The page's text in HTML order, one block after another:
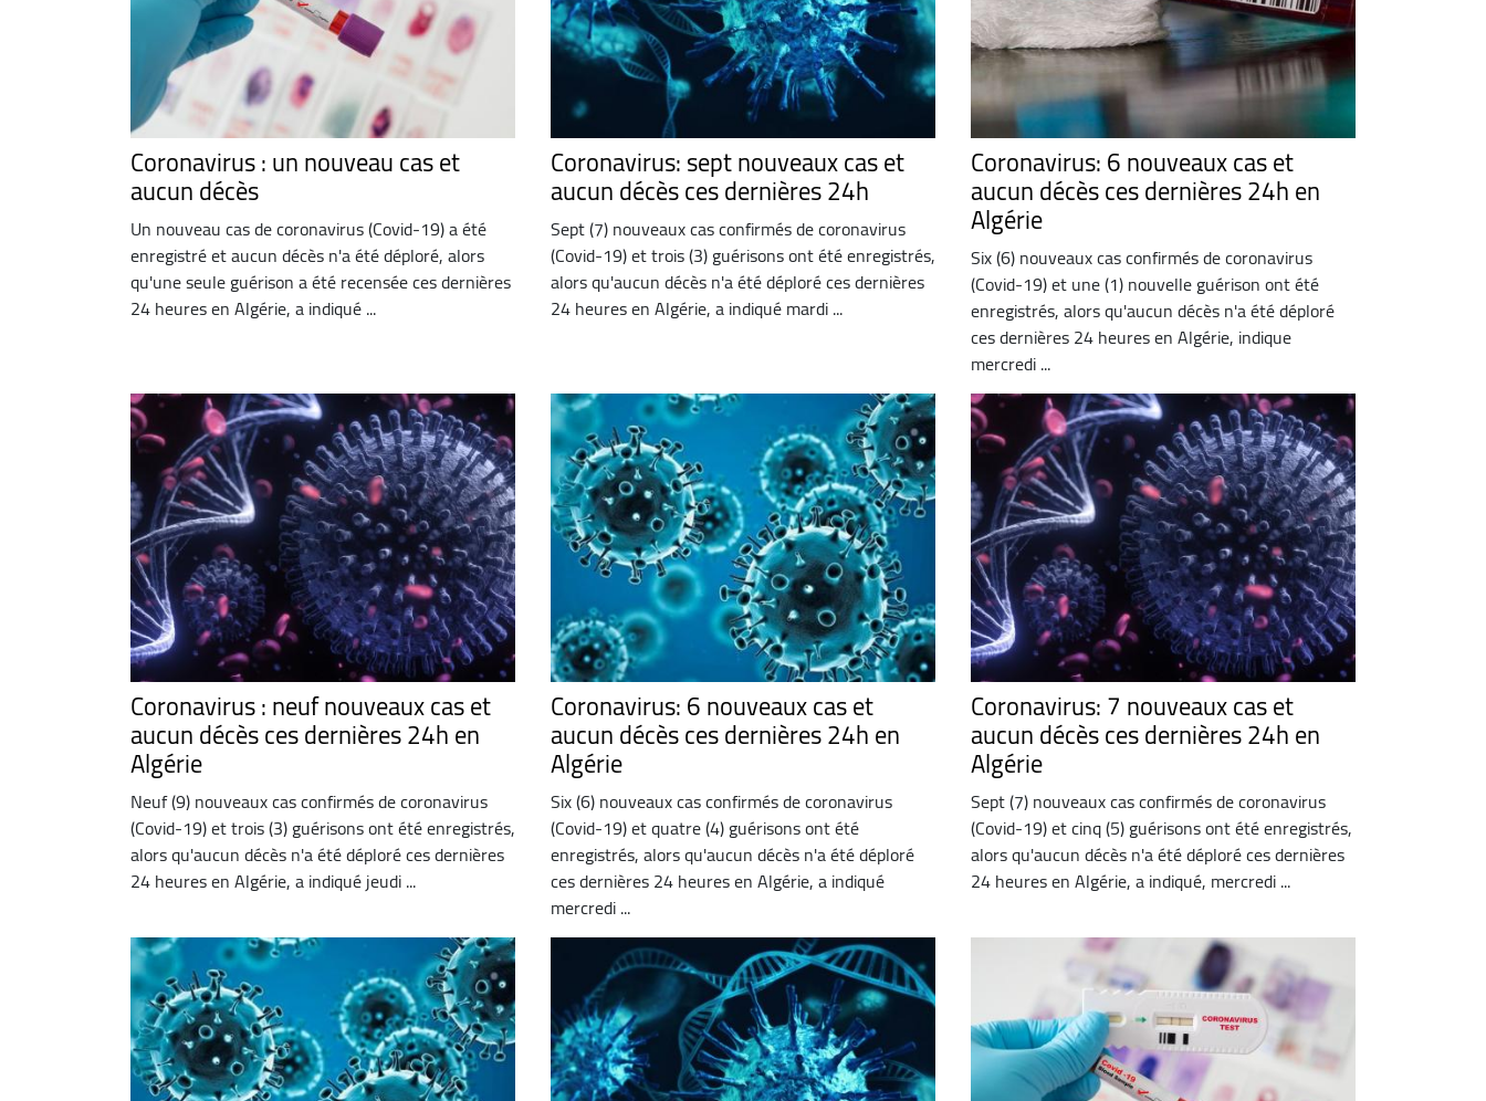
Coronavirus : un nouveau cas et
aucun décès
Un nouveau cas de coronavirus (Covid-19) a été
enregistré et aucun décès n'a été déploré, alors
qu'une seule guérison a été recensée ces dernières
24 heures en Algérie, a indiqué ...
Coronavirus: sept nouveaux cas et
aucun décès ces dernières 24h
Sept (7) nouveaux cas confirmés de coronavirus
(Covid-19) et trois (3) guérisons ont été enregistrés,
alors qu'aucun décès n'a été déploré ces dernières
24 heures en Algérie, a indiqué mardi ...
Coronavirus: 6 nouveaux cas et
aucun décès ces dernières 24h en
Algérie
Six (6) nouveaux cas confirmés de coronavirus
(Covid-19) et une (1) nouvelle guérison ont été
enregistrés, alors qu'aucun décès n'a été déploré
ces dernières 24 heures en Algérie, indique
mercredi ...
Coronavirus : neuf nouveaux cas et
aucun décès ces dernières 24h en
Algérie
Neuf (9) nouveaux cas confirmés de coronavirus
(Covid-19) et trois (3) guérisons ont été enregistrés,
alors qu'aucun décès n'a été déploré ces dernières
24 heures en Algérie, a indiqué jeudi ...
Coronavirus: 6 nouveaux cas et
aucun décès ces dernières 24h en
Algérie
Six (6) nouveaux cas confirmés de coronavirus
(Covid-19) et quatre (4) guérisons ont été
enregistrés, alors qu'aucun décès n'a été déploré
ces dernières 24 heures en Algérie, a indiqué
mercredi ...
Coronavirus: 7 nouveaux cas et
aucun décès ces dernières 24h en
Algérie
Sept (7) nouveaux cas confirmés de coronavirus
(Covid-19) et cinq (5) guérisons ont été enregistrés,
alors qu'aucun décès n'a été déploré ces dernières
24 heures en Algérie, a indiqué, mercredi ...